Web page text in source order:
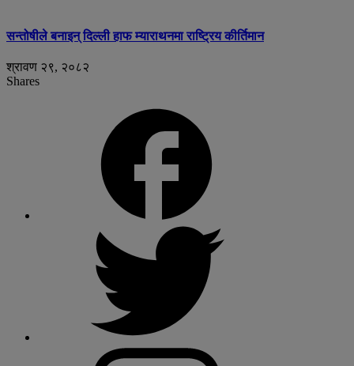
सन्तोषीले बनाइन् दिल्ली हाफ म्याराथनमा राष्ट्रिय कीर्तिमान
श्रावण २९, २०८२
Shares